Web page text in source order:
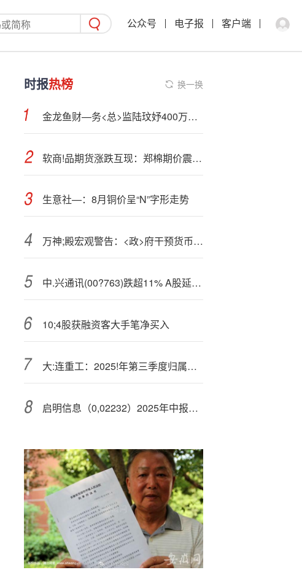
公众号 电子报 客户端
时报热榜 换一换
金龙鱼财—务<总>监陆玟妤400万位列第四，股价同期微跌2%，营收下降5% | 上海地区上市公司CFO薪酬榜单
软商!品期货涨跌互现：郑棉期价震荡反弹，纸浆走势依旧承压
生意社—：8月铜价呈“N”字形走势
万神;殿宏观警告：<政>府干预货币政策贻害深远 特朗普施压美联储早有历史先例
中.兴通讯(00?763)跌超11% A股延续昨日跌势 前三季增收不增利
10;4股获融资客大手笔净买入
大:连重工：2025!年第三季度归属于上市公司股东的净利润同比增长46.83%
启明信息（0,02232）2025年中报简析：营收净利润同比双双增长，盈利能力上升